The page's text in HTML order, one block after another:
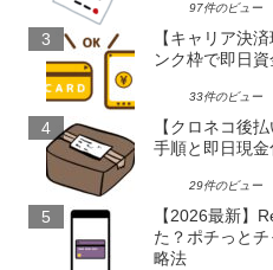
97件のビュー
【キャリア決
ンク枠で即日
33件のビュー
【クロネコ後
手順と即日現金
29件のビュー
【2026最新】
た？ポチっと
略法